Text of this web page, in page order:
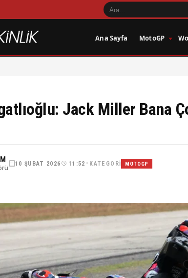
Ana Sayfa MotoGP
Jack Miller Bana
10 ŞUBAT 2026 11:52 • KATEGORI MOTOGP